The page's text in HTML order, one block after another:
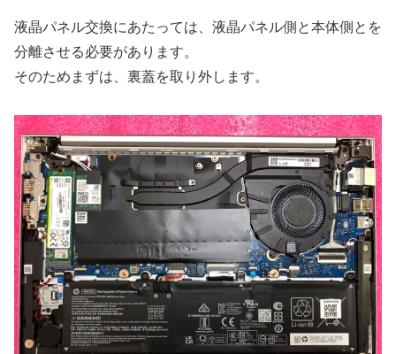
液晶パネル交換にあたっては、液晶パネル側と本体側とを
分離させる必要があります。
そのためまずは、裏蓋を取り外します。